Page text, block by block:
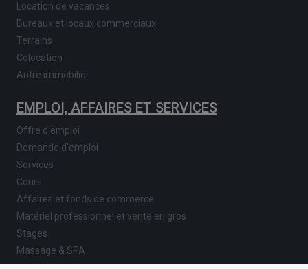
Location de vacances
Bureaux et locaux commerciaux
Terrains
Colocation
Autre immobilier
EMPLOI, AFFAIRES ET SERVICES
Offre d'emploi
Demande d'emploi
Services
Cours
Affaires et fonds de commerce
Matériel professionnel et vente en gros
Stages
Massage & SPA